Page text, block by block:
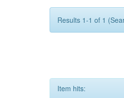
Results 1-1 of 1
Item hits: